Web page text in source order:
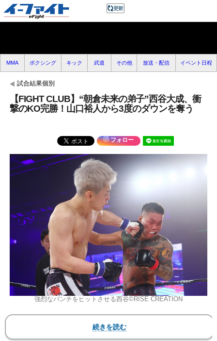
MMA ボクシング キック 武道 その他 放送・配信 イベント日程
試合結果個別
【FIGHT CLUB】“朝倉未来の弟子”西谷大成、衝
撃のKO完勝！山口裕人から3度のダウンを奪う
フォロー
強烈なパンチをヒットさせる西谷©︎RISE CREATION
FIGHT CLUB実行委員会
『FIGHT CLUB』（YA-MANプロデュース大会）